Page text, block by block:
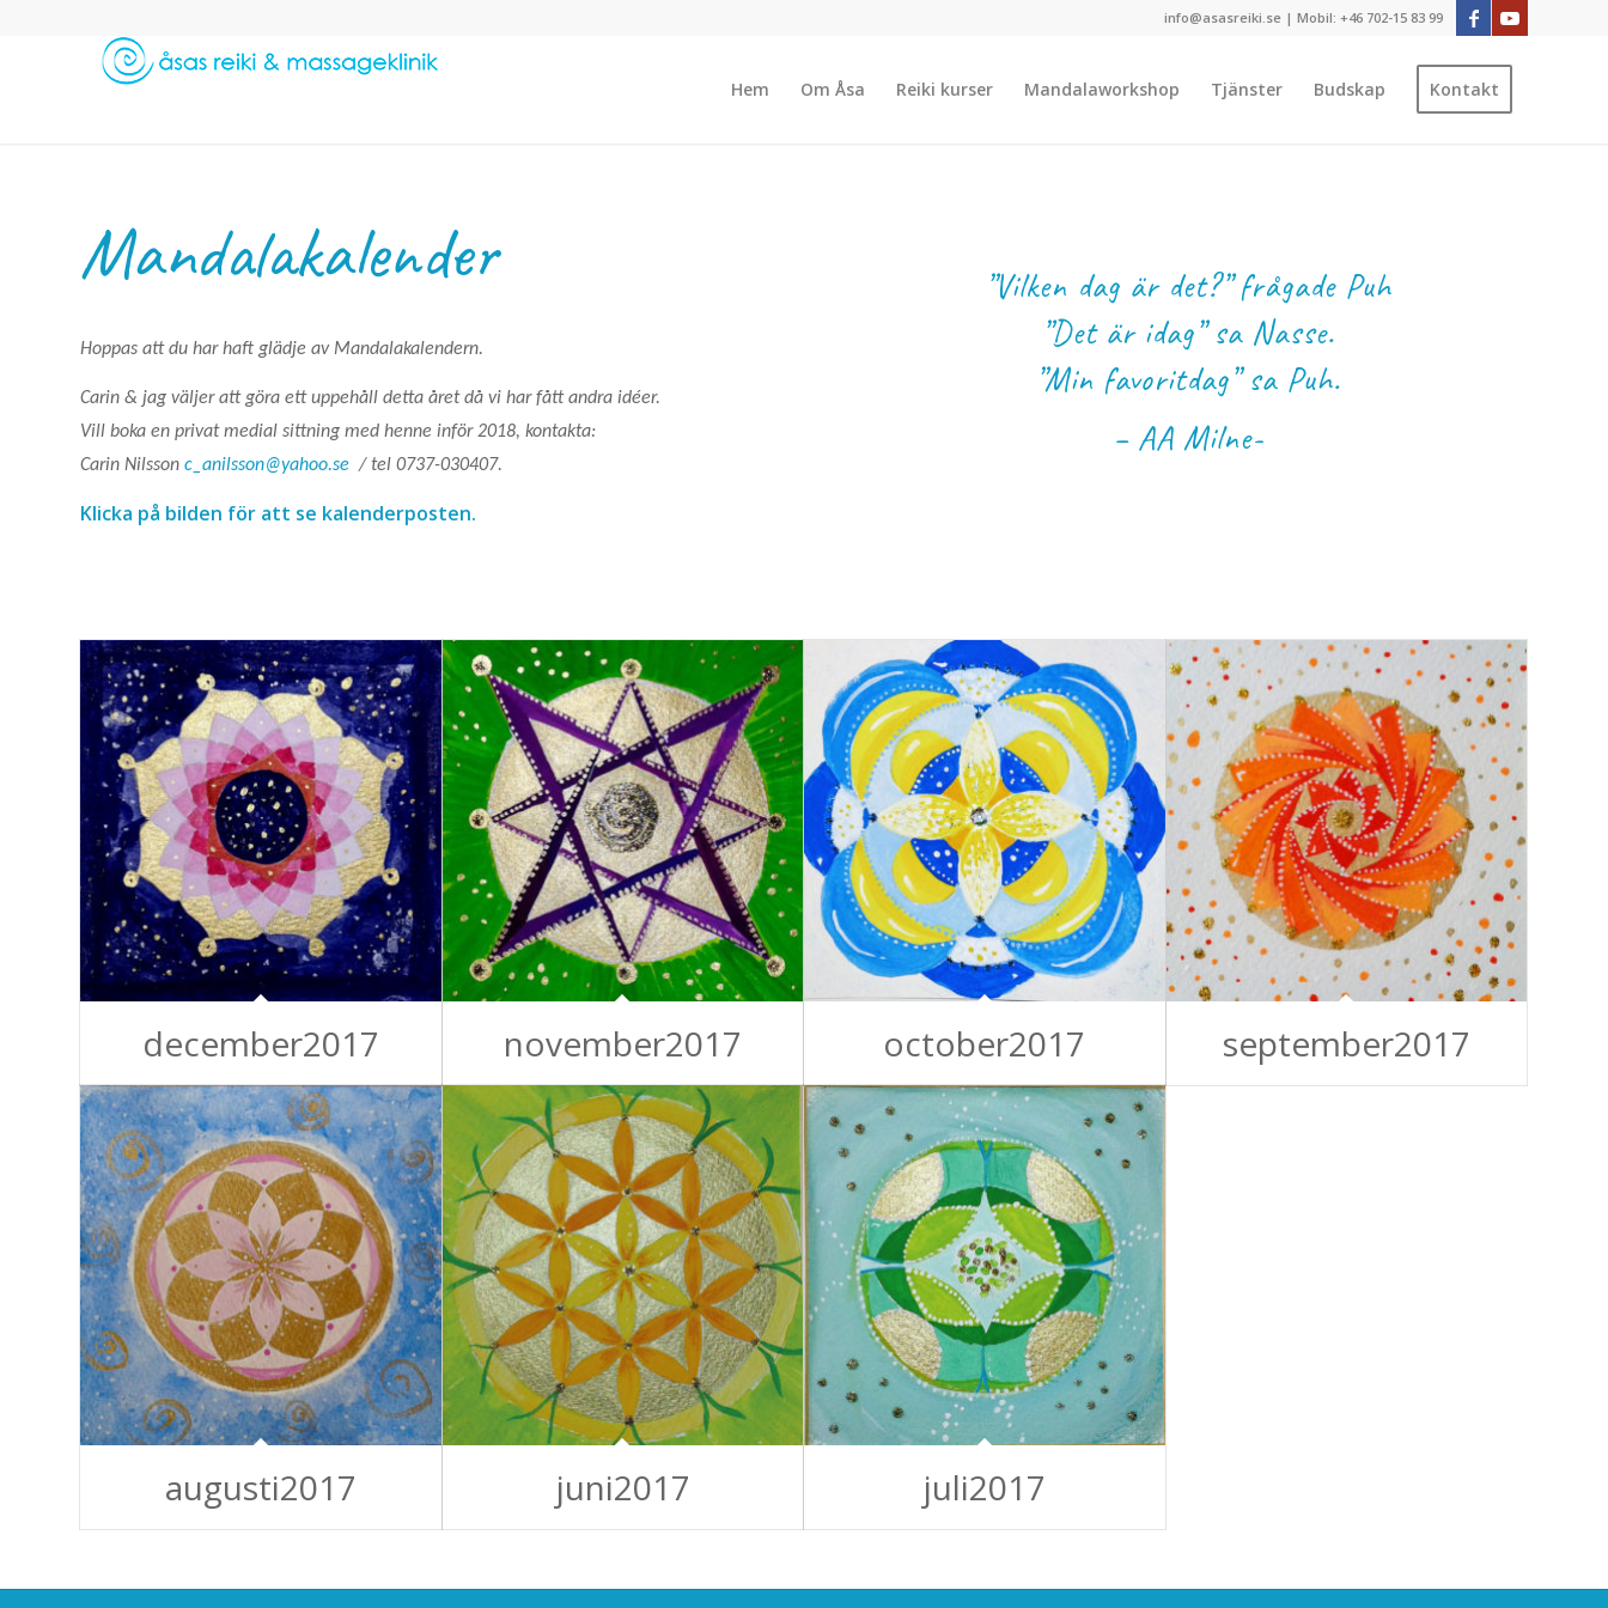
info@asasreiki.se | Mobil: +46 702-15 83 99
Hem Om Åsa Reiki kurser Mandalaworkshop Tjänster Budskap Kontakt
Mandalakalender
Hoppas att du har haft glädje av Mandalakalendern.
Carin & jag väljer att göra ett uppehåll detta året då vi har fått andra idéer.
Vill boka en privat medial sittning med henne inför 2018, kontakta:
Carin Nilsson c_anilsson@yahoo.se / tel 0737-030407.
Klicka på bilden för att se kalenderposten.
”Vilken dag är det?” frågade Puh
”Det är idag” sa Nasse.
”Min favoritdag” sa Puh.
– AA Milne-
december2017 november2017 october2017 september2017
augusti2017 juni2017 juli2017